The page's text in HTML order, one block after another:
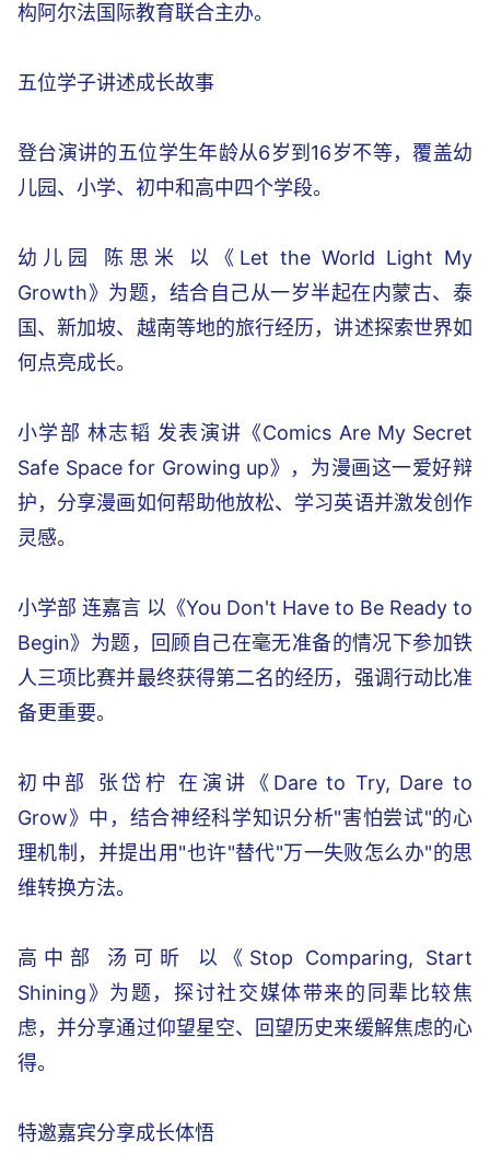
构阿尔法国际教育联合主办。
五位学子讲述成长故事
登台演讲的五位学生年龄从6岁到16岁不等，覆盖幼
儿园、小学、初中和高中四个学段。
幼儿园 陈思米 以《Let the World Light My
Growth》为题，结合自己从一岁半起在内蒙古、泰
国、新加坡、越南等地的旅行经历，讲述探索世界如
何点亮成长。
小学部 林志韬 发表演讲《Comics Are My Secret
Safe Space for Growing up》，为漫画这一爱好辩
护，分享漫画如何帮助他放松、学习英语并激发创作
灵感。
小学部 连嘉言 以《You Don't Have to Be Ready to
Begin》为题，回顾自己在毫无准备的情况下参加铁
人三项比赛并最终获得第二名的经历，强调行动比准
备更重要。
初中部 张岱柠 在演讲《Dare to Try, Dare to
Grow》中，结合神经科学知识分析"害怕尝试"的心
理机制，并提出用"也许"替代"万一失败怎么办"的思
维转换方法。
高中部 汤可昕 以《Stop Comparing, Start
Shining》为题，探讨社交媒体带来的同辈比较焦
虑，并分享通过仰望星空、回望历史来缓解焦虑的心
得。
特邀嘉宾分享成长体悟